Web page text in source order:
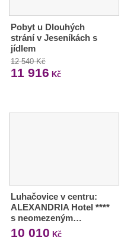
Pobyt u Dlouhých
strání v Jeseníkách s
jídlem
12 540 Kč
11 916 Kč
Luhačovice v centru:
ALEXANDRIA Hotel ****
s neomezeným…
10 010 Kč